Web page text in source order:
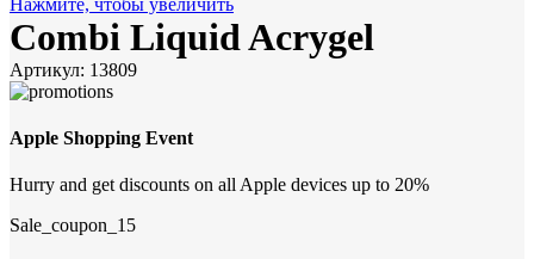
Combi Liquid Acrygel
Артикул: 13809
Apple Shopping Event
Hurry and get discounts on all Apple devices up to 20%
Sale_coupon_15